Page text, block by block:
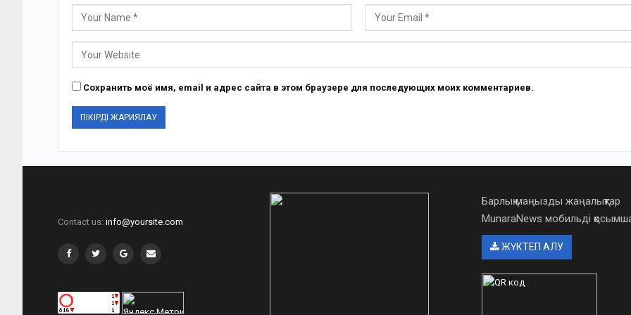
Сохранить моё имя, email и адрес сайта в этом браузере для последующих моих комментариев.
Contact us: info@yoursite.com
Барлық маңызды жаңалықтар
MunaraNews мобильді
ЖҮКТЕП АЛУ